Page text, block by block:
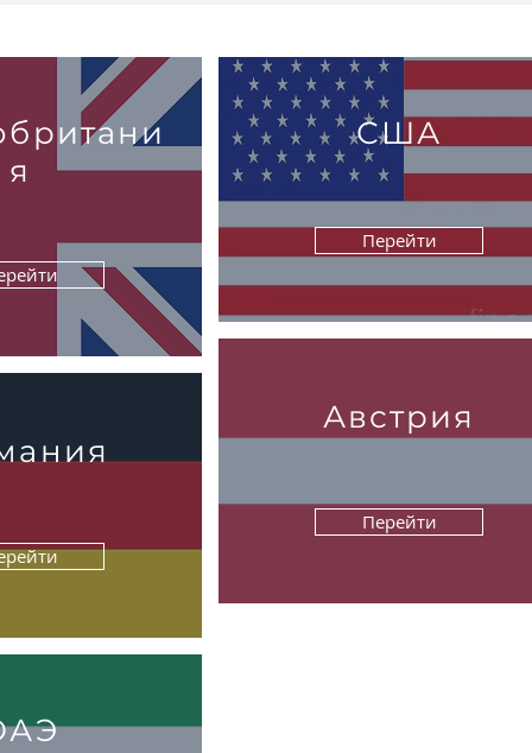
я
США
Перейти
Австрия
Перейти